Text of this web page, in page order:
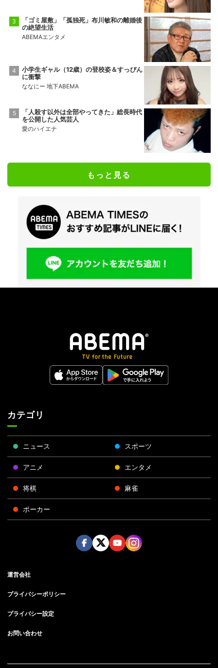
「ゴミ屋敷」「孤独死」布川敏和の離婚後
の絶望生活
ABEMAエンタメ
小学生ギャル（12歳）の登校姿＆すっぴん
に衝撃
ななにー 地下ABEMA
「人殺す以外は全部やってきた」総長時代
を公開した人気芸人
愛のハイエナ
もっと見る
カテゴリ
ニュース スポーツ
アニメ エンタメ
将棋 麻雀
ポーカー
運営会社
プライバシーポリシー
プライバシー設定
お問い合わせ